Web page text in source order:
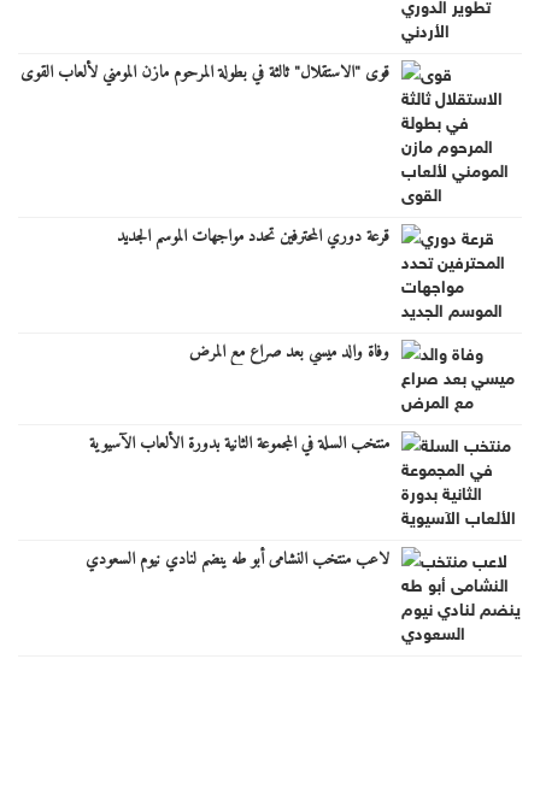
قوى "الاستقلال" ثالثة في بطولة المرحوم مازن المومني لألعاب القوى
قرعة دوري المحترفين تحدد مواجهات الموسم الجديد
وفاة والد ميسي بعد صراع مع المرض
منتخب السلة في المجموعة الثانية بدورة الألعاب الآسيوية
لاعب منتخب النشامى أبو طه ينضم لنادي نيوم السعودي